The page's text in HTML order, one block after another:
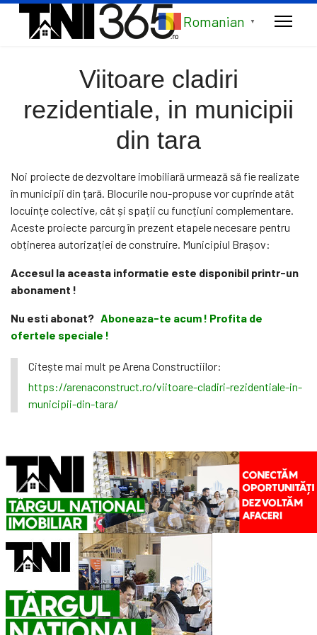
Romanian ▼
Viitoare cladiri
rezidentiale, in municipii
din tara
Noi proiecte de dezvoltare imobiliară urmează să fie realizate
în municipii din țară. Blocurile nou-propuse vor cuprinde atât
locuințe colective, cât și spații cu funcțiuni complementare.
Aceste proiecte parcurg în prezent etapele necesare pentru
obținerea autorizației de construire. Municipiul Brașov:
Accesul la aceasta informatie este disponibil printr-un
abonament !
Nu esti abonat? Aboneaza-te acum ! Profita de
ofertele speciale !
Citește mai mult pe Arena Constructiilor:
https://arenaconstruct.ro/viitoare-cladiri-rezidentiale-in-
municipii-din-tara/